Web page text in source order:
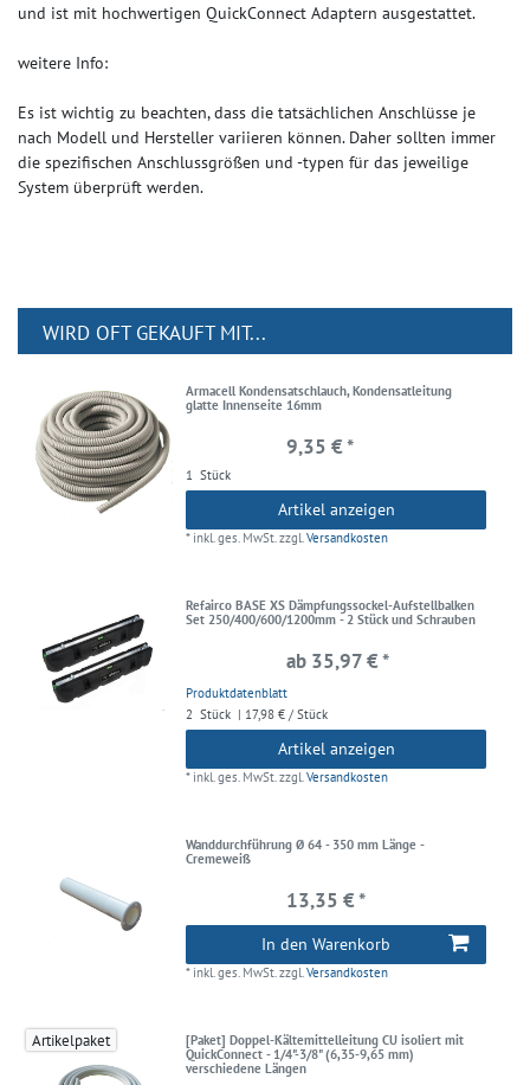
und ist mit hochwertigen QuickConnect Adaptern ausgestattet.
weitere Info:
Es ist wichtig zu beachten, dass die tatsächlichen Anschlüsse je
nach Modell und Hersteller variieren können. Daher sollten immer
die spezifischen Anschlussgrößen und -typen für das jeweilige
System überprüft werden.
WIRD OFT GEKAUFT MIT...
Armacell Kondensatschlauch, Kondensatleitung
glatte Innenseite 16mm
9,35 € *
1 Stück
Artikel anzeigen
* inkl. ges. MwSt.zzgl.Versandkosten
Refairco BASE XS Dämpfungssockel-Aufstellbalken
Set 250/400/600/1200mm - 2 Stück und Schrauben
Produktdatenblatt
ab 35,97 € *
2 Stück | 17,98 € / Stück
Artikel anzeigen
* inkl. ges. MwSt.zzgl.Versandkosten
Wanddurchführung Ø 64 - 350 mm Länge -
Cremeweiß
13,35 € *
In den Warenkorb
* inkl. ges. MwSt.zzgl.Versandkosten
Artikelpaket
[Paket] Doppel-Kältemittelleitung CU isoliert mit
QuickConnect - 1/4"-3/8" (6,35-9,65 mm)
verschiedene Längen